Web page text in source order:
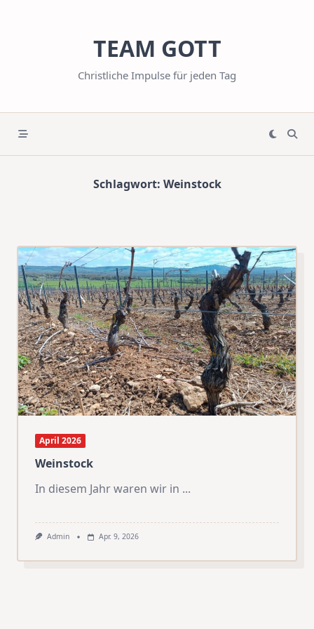
TEAM GOTT
Christliche Impulse für jeden Tag
Schlagwort: Weinstock
April 2026
Weinstock
In diesem Jahr waren wir in ...
Admin Apr. 9, 2026